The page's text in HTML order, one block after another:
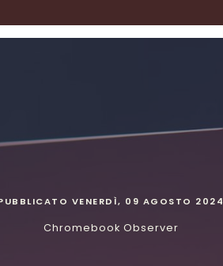
VENERDÌ, 09 AGOSTO 2024
Chromebook Observer